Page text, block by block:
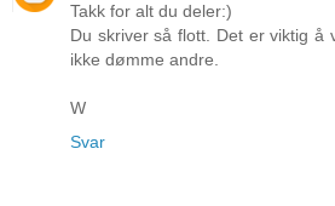
Takk for alt du deler:)
Du skriver så flott. Det er viktig å
ikke dømme andre.
W
Svar